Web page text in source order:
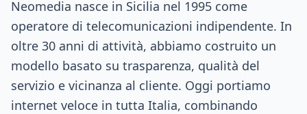
Neomedia nasce in Sicilia nel 1995 come
operatore di telecomunicazioni indipendente. In
oltre 30 anni di attività, abbiamo costruito un
modello basato su trasparenza, qualità del
servizio e vicinanza al cliente. Oggi portiamo
internet veloce in tutta Italia, combinando